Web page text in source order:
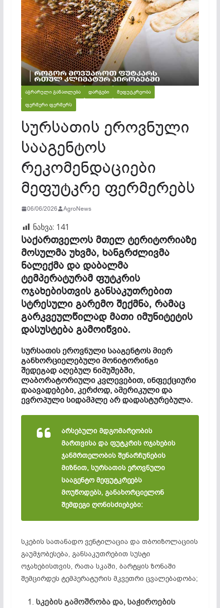
ᲐᲒᲠᲐᲠᲣᲚᲘ ᲒᲐᲜᲐᲗᲚᲔᲑᲐ ᲓᲐᲠᲒᲔᲑᲘ
ᲛᲔᲤᲣᲢᲙᲠᲔᲝᲑᲐ
ᲤᲔᲠᲛᲔᲠᲘ ᲤᲔᲠᲛᲔᲠᲡ
სურსათის ეროვნული
სააგენტოს
რეკომენდაციები
მეფუტკრე ფერმერებს
06/06/2026 AgroNews
ნახვა: 141
საქართველოს მთელ ტერიტორიაზე
მოსულმა უხვმა, ხანგრძლივმა
ნალექმა და დაბალმა
ტემპერატურამ ფუტკრის
ოჯახებისთვის განსაკუთრებით
სტრესული გარემო შექმნა, რამაც
გარკვეულწილად მათი იმუნიტეტის
დასუსტება გამოიწვია.
სურსათისეროვნული სააგენტოსმიერ
განხორციელებულიმონიტორინგი
შედეგადაღებულ ნიმუშებში,
ლაბორატორიულიკვლევებით,ინფექციური
დაავადებები,კერძოდ,ამერიკულიდა
ევროპული სიდამპლეარდადასტურებულა.
არსებული მდგომარეობის
მართვისა და ფუტკრის ოჯახების
ჯანმრთელობის შენარჩუნების
მიზნით, სურსათის ეროვნული
სააგენტო მეფუტკრეებს
მოუწოდებს, განახორციელონ
შემდეგი ღონისძიებები:
სკების სათანადო ვენტილაცია და თბოიზოლაციის
გაუმჯობესება, განსაკუთრებით სუსტი
ოჯახებისთვის, რათა სკაში, ბარტყის ზონაში
შემცირდეს ტემპერატურის მკვეთრი ცვალებადობა;
სკების გამოშრობა და, საჭიროების